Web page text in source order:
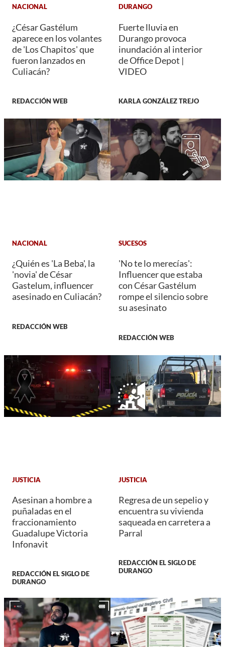
NACIONAL
¿César Gastélum
aparece en los volantes
de 'Los Chapitos' que
fueron lanzados en
Culiacán?
REDACCIÓN WEB
DURANGO
Fuerte lluvia en
Durango provoca
inundación al interior
de Office Depot |
VIDEO
KARLA GONZÁLEZ TREJO
NACIONAL
¿Quién es 'La Beba', la
'novia' de César
Gastelum, influencer
asesinado en Culiacán?
REDACCIÓN WEB
SUCESOS
'No te lo merecías':
Influencer que estaba
con César Gastélum
rompe el silencio sobre
su asesinato
REDACCIÓN WEB
JUSTICIA
Asesinan a hombre a
puñaladas en el
fraccionamiento
Guadalupe Victoria
Infonavit
REDACCIÓN EL SIGLO DE
DURANGO
JUSTICIA
Regresa de un sepelio y
encuentra su vivienda
saqueada en carretera a
Parral
REDACCIÓN EL SIGLO DE
DURANGO